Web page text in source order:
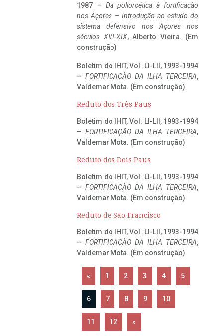
1987 – Da poliorcética à fortificação
nos Açores – Introdução ao estudo do
sistema defensivo nos Açores nos
séculos XVI-XIX, Alberto Vieira. (Em
construção)
Boletim do IHIT, Vol. LI-LII, 1993-1994
– FORTIFICAÇÃO DA ILHA TERCEIRA,
Valdemar Mota. (Em construção)
Reduto dos Três Paus
Boletim do IHIT, Vol. LI-LII, 1993-1994
– FORTIFICAÇÃO DA ILHA TERCEIRA,
Valdemar Mota. (Em construção)
Reduto dos Dois Paus
Boletim do IHIT, Vol. LI-LII, 1993-1994
– FORTIFICAÇÃO DA ILHA TERCEIRA,
Valdemar Mota. (Em construção)
Reduto de São Francisco
Boletim do IHIT, Vol. LI-LII, 1993-1994
– FORTIFICAÇÃO DA ILHA TERCEIRA,
Valdemar Mota. (Em construção)
« 1 2 3 4 5
6 7 8 9 10
11 12 »